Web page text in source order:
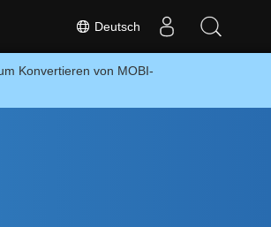
Deutsch
Konvertieren von MOBI-